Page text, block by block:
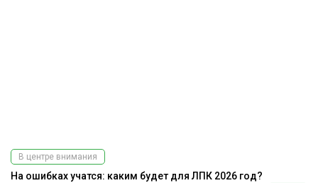
В центре внимания
На ошибках учатся: каким будет для ЛПК 2026 год?